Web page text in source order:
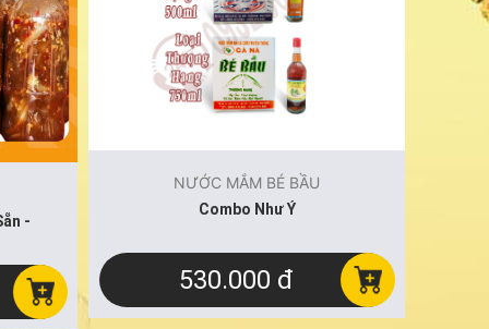
-
NƯỚC MẮM BÉ BẦU
Combo Như Ý
530.000 đ